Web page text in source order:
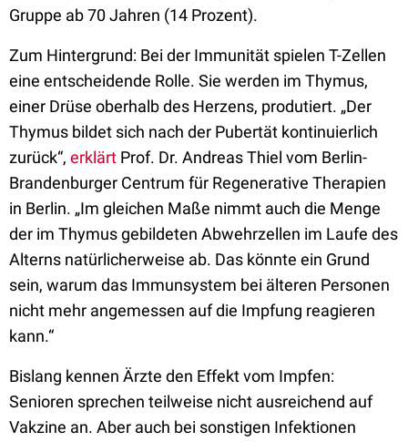
Gruppe ab 70 Jahren (14 Prozent).
Zum Hintergrund: Bei der Immunität spielen T-Zellen
eine entscheidende Rolle. Sie werden im Thymus,
einer Drüse oberhalb des Herzens, produtiert. „Der
Thymus bildet sich nach der Pubertät kontinuierlich
zurück“, erklärt Prof. Dr. Andreas Thiel vom Berlin-
Brandenburger Centrum für Regenerative Therapien
in Berlin. „Im gleichen Maße nimmt auch die Menge
der im Thymus gebildeten Abwehrzellen im Laufe des
Alterns natürlicherweise ab. Das könnte ein Grund
sein, warum das Immunsystem bei älteren Personen
nicht mehr angemessen auf die Impfung reagieren
kann.“
Bislang kennen Ärzte den Effekt vom Impfen:
Senioren sprechen teilweise nicht ausreichend auf
Vakzine an. Aber auch bei sonstigen Infektionen